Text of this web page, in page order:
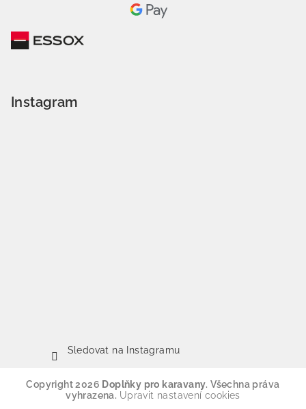
Instagram
Sledovat na Instagramu
Copyright 2026 Doplňky pro karavany. Všechna práva
vyhrazena. Upravit nastavení cookies